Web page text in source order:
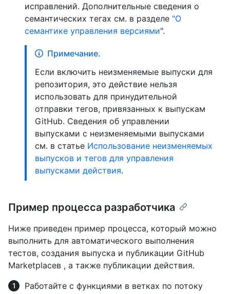
исправлений. Дополнительные сведения о
семантических тегах см. в разделе "О
семантике управления версиями".
Примечание.
Если включить неизменяемые выпуски для
репозитория, это действие нельзя
использовать для принудительной
отправки тегов, привязанных к выпускам
GitHub. Сведения об управлении
выпусками с неизменяемыми выпусками
см. в статье Использование неизменяемых
выпусков и тегов для управления
выпусками действия.
Пример процесса разработчика
Ниже приведен пример процесса, который можно
выполнить для автоматического выполнения
тестов, создания выпуска и публикации GitHub
Marketplaceв , а также публикации действия.
Работайте с функциями в ветках по потоку